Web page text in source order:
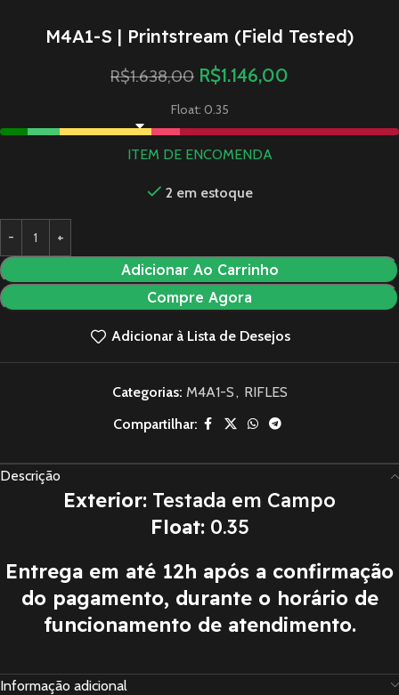
M4A1-S | Printstream (Field Tested)
R$1.638,00 R$1.146,00
Float: 0.35
ITEM DE ENCOMENDA
2 em estoque
Adicionar Ao Carrinho
Compre Agora
Adicionar à Lista de Desejos
Categorias: M4A1-S, RIFLES
Compartilhar:
Descrição
Exterior: Testada em Campo
Float: 0.35
Entrega em até 12h após a confirmação
do pagamento, durante o horário de
funcionamento de atendimento.
Informação adicional